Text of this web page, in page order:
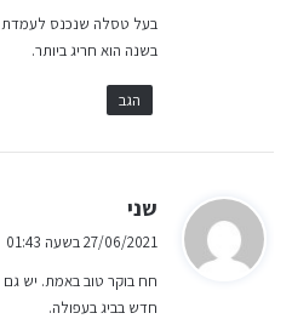
בעל טסלה שנכנס לעמדת
בשנה הוא חריג ביותר.
הגב
שני
ג
ב
:
27/06/2021 בשעה 01:43
חדש בביג בעפולה.